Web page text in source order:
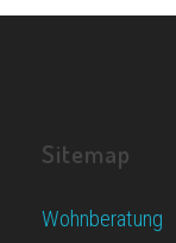
Sitemap
Wohnberatung